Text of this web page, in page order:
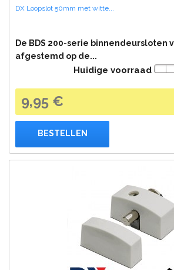
DX Loopslot 50mm met witte...
De BDS 200-serie binnendeursloten
afgestemd op de...
Huidige voorraad
9,95 €
BESTELLEN